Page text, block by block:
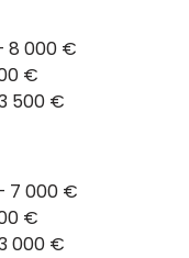
8 000 €
€
500 €
7 000 €
€
000 €